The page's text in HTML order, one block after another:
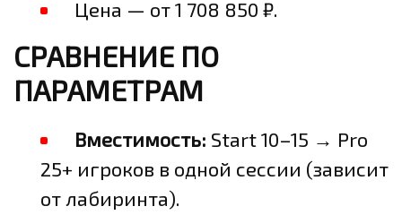
Цена — от 1 708 850 ₽.
СРАВНЕНИЕ ПО
ПАРАМЕТРАМ
Вместимость: Start 10–15 → Pro
25+ игроков в одной сессии (зависит
от лабиринта).